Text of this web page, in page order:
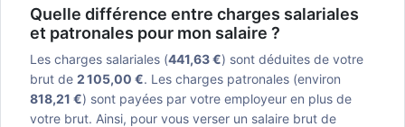
Quelle différence entre charges salariales
et patronales pour mon salaire ?
Les charges salariales (441,63 €) sont déduites de votre
brut de 2 105,00 €. Les charges patronales (environ
818,21 €) sont payées par votre employeur en plus de
votre brut. Ainsi, pour vous verser un salaire brut de